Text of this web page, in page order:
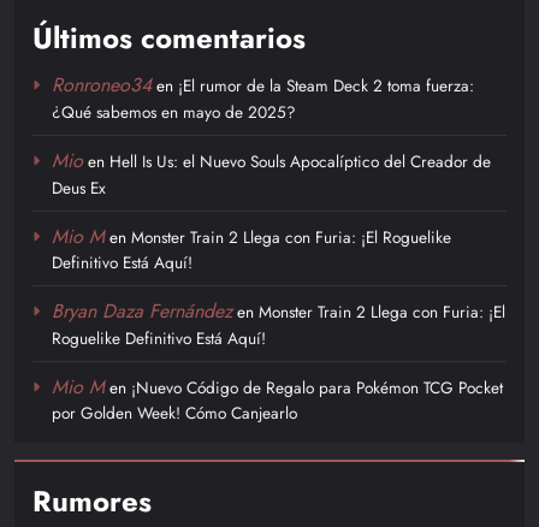
Últimos comentarios
Ronroneo34en ¡El rumor de la Steam Deck 2 toma fuerza:
¿Qué sabemos en mayo de 2025?
Mioen Hell Is Us: el Nuevo Souls Apocalíptico del Creador de
Deus Ex
Mio Men Monster Train 2 Llega con Furia: ¡El Roguelike
Definitivo Está Aquí!
Bryan Daza Fernándezen Monster Train 2 Llega con Furia: ¡El
Roguelike Definitivo Está Aquí!
Mio Men ¡Nuevo Código de Regalo para Pokémon TCG Pocket
por Golden Week! Cómo Canjearlo
Rumores